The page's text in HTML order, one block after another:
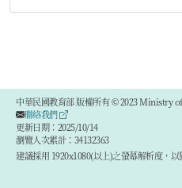
中華民國教育部 版權所有 © 2023 Ministry
聯絡我們
更新日期：2025/10/14
瀏覽人次累計：34132363
建議採用 1920x1080(以上)之螢幕解析度，